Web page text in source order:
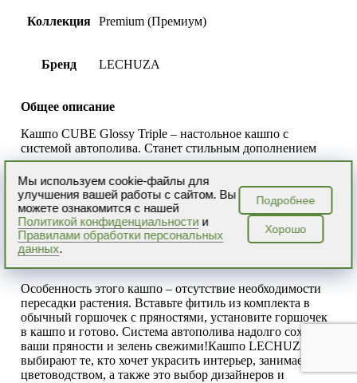
Коллекция Premium (Премиум)
Бренд LECHUZA
Общее описание
Кашпо CUBE Glossy Triple – настольное кашпо с
системой автополива. Станет стильным дополнением
интерьера вместе с цветами, декоративно-лиственными
растениями и кухонными травами.Кашпо с гладкой
глянцевой поверхностью с перламутровым эффектом.
Оно сделано в Германии из высококачественного
ударопрочного пластика, который не пахнет и не
выгорает.
Особенность этого кашпо – отсутствие необходимости
пересадки растения. Вставьте фитиль из комплекта в
обычный горшочек с пряностями, установите горшочек
в кашпо и готово. Система автополива надолго сохранит
ваши пряности и зелень свежими!Кашпо LECHUZA
выбирают те, кто хочет украсить интерьер, занимается
цветоводством, а также это выбор дизайнеров и
Мы используем cookie-файлы для
улучшения вашей работы с сайтом. Вы
можете ознакомится с нашей
Политикой конфиденциальностии
Правилами обработки персональных
данных.
Подробнее
Хорошо